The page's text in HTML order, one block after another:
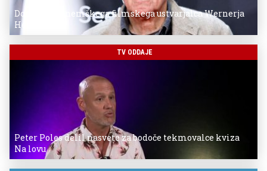
Donostia za nemškega filmskega ustvarjalca Wernerja
Herzoga
TV ODDAJE
Peter Poles delil nasvete za bodoče tekmovalce kviza
Na lovu